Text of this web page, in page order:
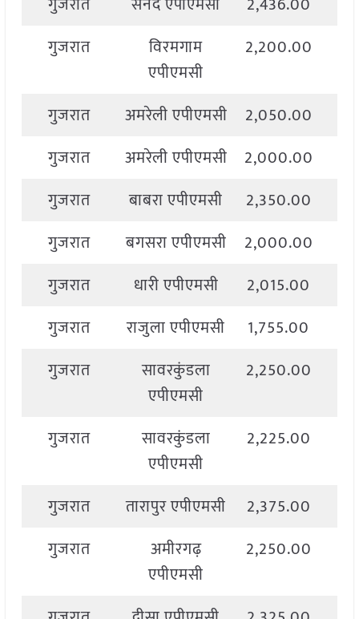
गुजरात
विरमगाम
एपीएमसी
2,200.00
गुजरात अमरेली एपीएमसी 2,050.00
गुजरात
अमरेली एपीएमसी 2,000.00
गुजरात
बाबरा एपीएमसी 2,350.00
गुजरात
बगसरा एपीएमसी 2,000.00
गुजरात
धारी एपीएमसी 2,015.00
गुजरात
राजुला एपीएमसी 1,755.00
गुजरात
सावरकुंडला
एपीएमसी
2,250.00
गुजरात
सावरकुंडला
एपीएमसी
2,225.00
गुजरात तारापुर एपीएमसी 2,375.00
गुजरात
अमीरगढ़
एपीएमसी
2,250.00